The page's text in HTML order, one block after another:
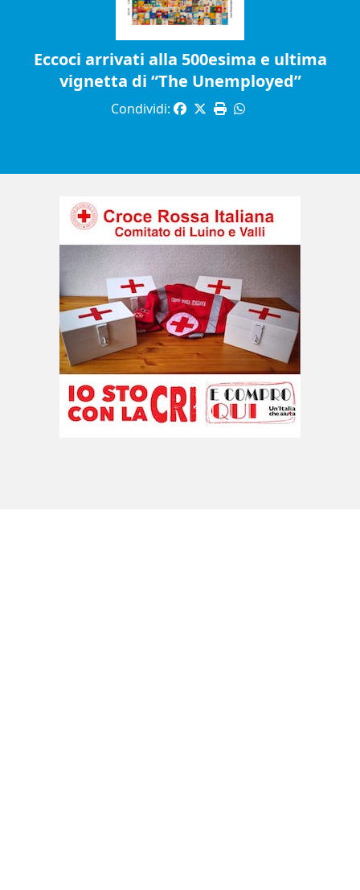
Eccoci arrivati alla 500esima e ultima
vignetta di “The Unemployed”
Condividi: